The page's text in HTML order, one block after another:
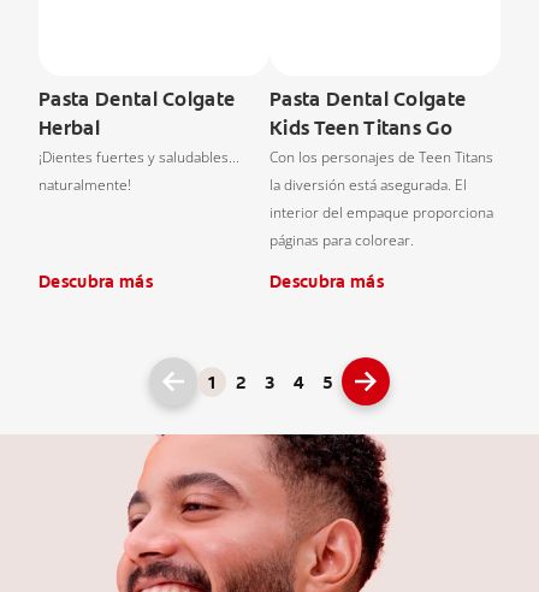
Pasta Dental Colgate
Herbal
¡Dientes fuertes y saludables...
naturalmente!
Descubra más
Pasta Dental Colgate
Kids Teen Titans Go
Con los personajes de Teen Titans
la diversión está asegurada. El
interior del empaque proporciona
páginas para colorear.
Descubra más
1 2 3 4 5